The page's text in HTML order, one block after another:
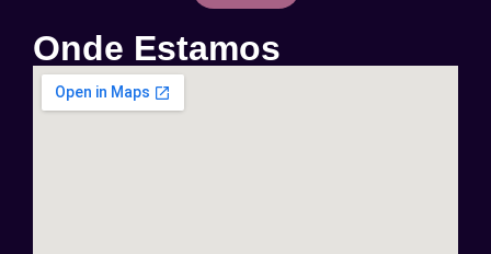
Onde Estamos